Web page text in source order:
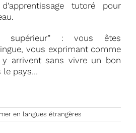
tutoré pour
supérieur” : vous êtes
vous exprimant comme
arrivent sans vivre un bon
le pays…
en langues étrangères